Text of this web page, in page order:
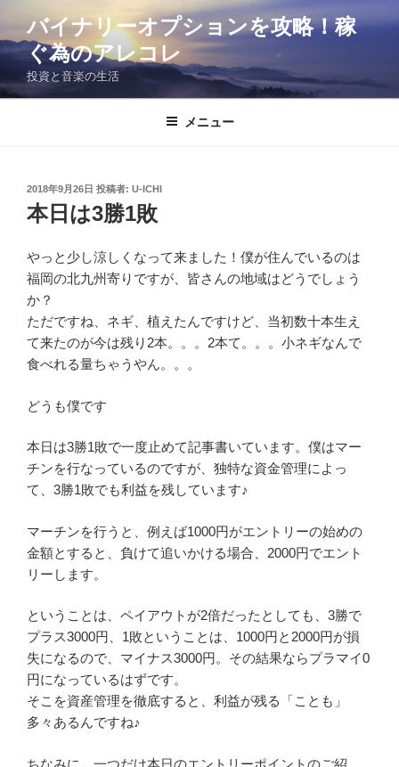
テ
ツ
バイナリーオプションを攻略！稼
ぐ為のアレコレ
投資と音楽の生活
メニュー
投
日:
2018年9月26日 投稿者: U-ICHI
本日は3勝1敗
やっと少し涼しくなって来ました！僕が住んでいるのは
福岡の北九州寄りですが、皆さんの地域はどうでしょう
か？
ただですね、ネギ、植えたんですけど、当初数十本生え
て来たのが今は残り2本。。。2本て。。。小ネギなんで
食べれる量ちゃうやん。。。
どうも僕です
本日は3勝1敗で一度止めて記事書いています。僕はマー
チンを行なっているのですが、独特な資金管理によっ
て、3勝1敗でも利益を残しています♪
マーチンを行うと、例えば1000円がエントリーの始めの
金額とすると、負けて追いかける場合、2000円でエント
リーします。
ということは、ペイアウトが2倍だったとしても、3勝で
プラス3000円、1敗ということは、1000円と2000円が損
失になるので、マイナス3000円。その結果ならプラマイ0
円になっているはずです。
そこを資産管理を徹底すると、利益が残る「ことも」
多々あるんですね♪
ちなみに、一つだけ本日のエントリーポイントのご紹